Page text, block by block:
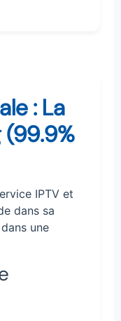
: La
(99.9%
IPTV et
dans sa
une